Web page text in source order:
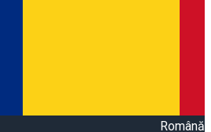
Română